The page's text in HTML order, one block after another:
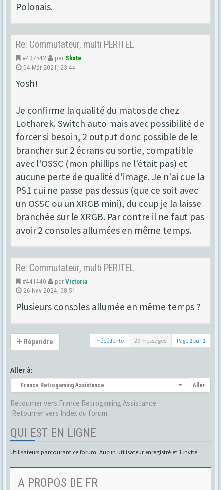
Polonais.
Re: Commutateur, multi PERITEL
#437542 par Skate
04 Mar 2021, 23:44
Yosh!
Je confirme la qualité du matos de chez
Lotharek. Switch auto mais avec possibilité de
forcer si besoin, 2 output donc possible de le
brancher sur 2 écrans ou sortie, compatible
avec l'OSSC (mon phillips ne l'était pas) et
aucune perte de qualité d'image. Je n'ai que la
PS1 qui ne passe pas dessus (que ce soit avec
un OSSC ou un XRGB mini), du coup je la laisse
branchée sur le XRGB. Par contre il ne faut pas
avoir 2 consoles allumées en même temps.
Re: Commutateur, multi PERITEL
#441440 parVictoria
26 Nov 2024, 08:51
Plusieurs consoles allumée en même temps ?
Répondre Précédente 29 messages Page 2 sur 2
Aller à:
France Retrogaming Assistance Aller
Retourner vers France Retrogaming Assistance
Retourner vers Index du forum
QUI EST EN LIGNE
Utilisateurs parcourant ce forum: Aucun utilisateur enregistré et 1 invité
A PROPOS DE FR